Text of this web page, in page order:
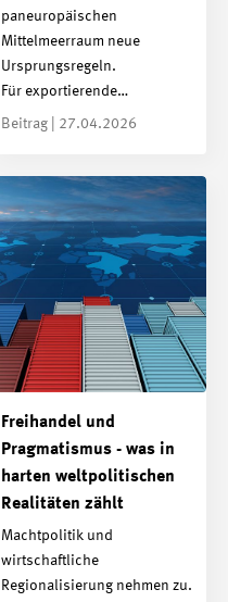
paneuropäischen
Mittelmeerraum neue
Ursprungsregeln.
Für exportierende…
Beitrag | 27.04.2026
Freihandel und
Pragmatismus - was in
harten weltpolitischen
Realitäten zählt
Machtpolitik und
wirtschaftliche
Regionalisierung nehmen zu.